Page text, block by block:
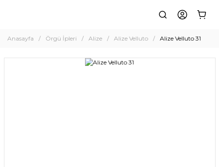
Anasayfa Örgü İpleri Alize Alize Velluto Alize Velluto 31